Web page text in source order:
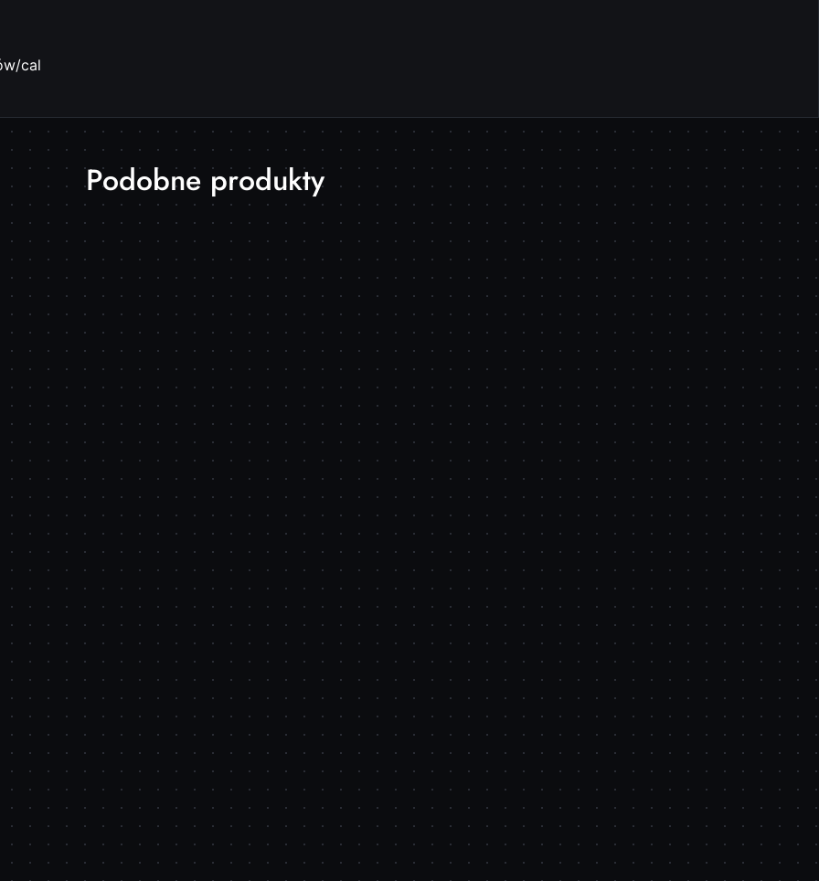
cal
Produkty
o
statusie:
Podobne produkty